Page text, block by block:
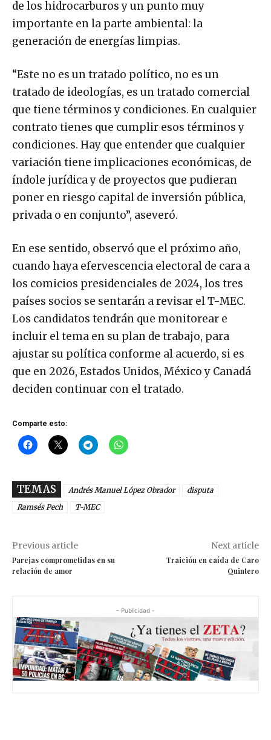
de los hidrocarburos y un punto muy
importante en la parte ambiental: la
generación de energías limpias.
“Este no es un tratado político, no es un
tratado de ideologías, es un tratado comercial
que tiene términos y condiciones. En cualquier
contrato tienes que cumplir esos términos y
condiciones. Hay que entender que cualquier
variación tiene implicaciones económicas, de
índole jurídica y de proyectos que pudieran
poner en riesgo capital de inversión pública,
privada o en conjunto”, aseveró.
En ese sentido, observó que el próximo año,
cuando haya efervescencia electoral de cara a
los comicios presidenciales de 2024, los tres
países socios se sentarán a revisar el T-MEC.
Los candidatos tendrán que monitorear e
incluir el tema en su plan de trabajo, para
ajustar su política conforme al acuerdo, si es
que en 2026, Estados Unidos, México y Canadá
deciden continuar con el tratado.
Comparte esto:
TEMAS Andrés Manuel López Obrador
disputa
Ramsés Pech
T-MEC
Previous article
Parejas comprometidas en su
relación de amor
Next article
Traición en caída de Caro
Quintero
- Publicidad -